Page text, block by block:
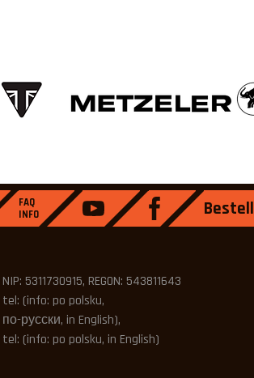
FAQ
INFO
NIP: 5311730915, REGON: 543811643
tel: (info: po polsku,
по-русски, in English),
tel: (info: po polsku, in English)